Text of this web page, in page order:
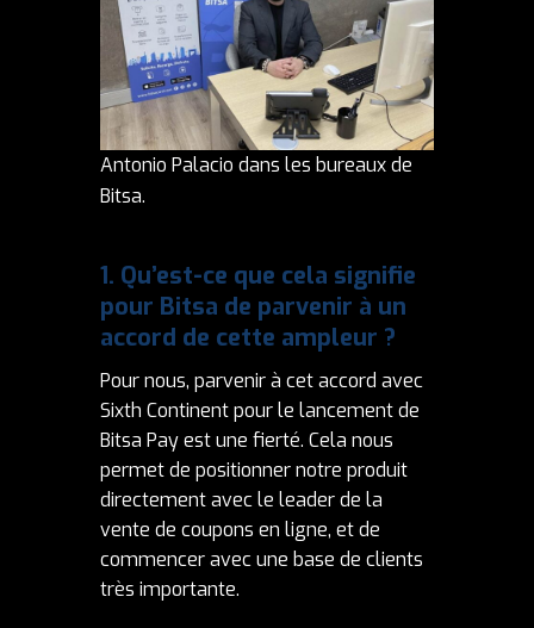
Antonio Palacio dans les bureaux de
Bitsa.
1. Qu’est-ce que cela signifie
pour Bitsa de parvenir à un
accord de cette ampleur ?
Pour nous, parvenir à cet accord avec
Sixth Continent pour le lancement de
Bitsa Pay est une fierté. Cela nous
permet de positionner notre produit
directement avec le leader de la
vente de coupons en ligne, et de
commencer avec une base de clients
très importante.